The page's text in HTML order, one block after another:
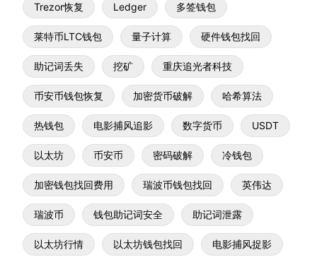
Trezor恢复 Ledger 多签钱包
莱特币LTC钱包 量子计算 硬件钱包找回
助记词丢失 挖矿 重庆追光者科技
币安币钱包恢复 加密货币破解 哈希算法
热钱包 电影捕风追影 数字货币 USDT
以太坊 币安币 密码破解 冷钱包
加密钱包找回费用 瑞波币钱包找回 英伟达
瑞波币 钱包助记词安全 助记词泄露
以太坊行情 以太坊钱包找回 电影捕风捉影